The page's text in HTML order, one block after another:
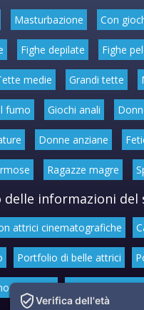
Masturbazione Con
Fighe depilate Fighe
medie Grandi tette
fumo Giochi anali
Donne anziane
Ragazze magre
delle informazioni del
attrici cinematografiche
Portfolio di belle attrici
volgari
Verifica dell'età